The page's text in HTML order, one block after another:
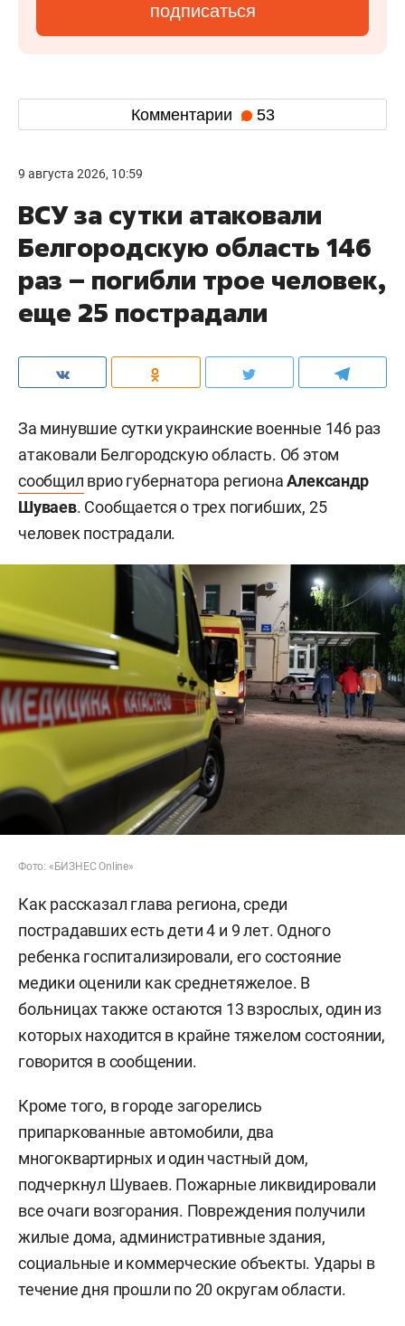
подписаться
Комментарии 53
9 августа 2026, 10:59
ВСУ за сутки атаковали
Белгородскую область 146
раз – погибли трое человек,
еще 25 пострадали
За минувшие сутки украинские военные 146 раз
атаковали Белгородскую область. Об этом
сообщил врио губернатора регионаАлександр
Шуваев. Сообщается о трех погибших, 25
человек пострадали.
Фото: «БИЗНЕС Online»
Как рассказал глава региона, среди
пострадавших есть дети 4 и 9 лет. Одного
ребенка госпитализировали, его состояние
медики оценили как среднетяжелое. В
больницах также остаются 13 взрослых, один из
которых находится в крайне тяжелом состоянии,
говорится в сообщении.
Кроме того, в городе загорелись
припаркованные автомобили, два
многоквартирных и один частный дом,
подчеркнул Шуваев. Пожарные ликвидировали
все очаги возгорания. Повреждения получили
жилые дома, административные здания,
социальные и коммерческие объекты. Удары в
течение дня прошли по 20 округам области.